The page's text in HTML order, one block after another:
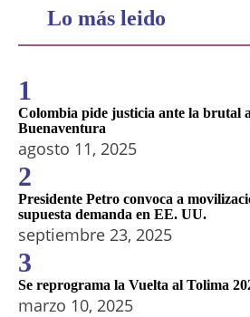
Lo más leido
1
Colombia pide justicia ante la brutal
Buenaventura
agosto 11, 2025
2
Presidente Petro convoca a
supuesta demanda en EE. UU.
septiembre 23, 2025
3
Se reprograma la Vuelta al Tolima
marzo 10, 2025